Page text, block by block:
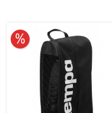
10% reduziert